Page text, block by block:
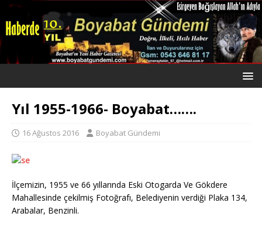
Yıl 1955-1966- Boyabat…….
16 Ağustos 2016 Boyabat Gündemi
İlçemizin, 1955 ve 66 yıllarında Eski Otogarda Ve Gökdere
Mahallesinde çekilmiş Fotoğrafı, Belediyenin verdiği Plaka 134,
Arabalar, Benzinli.